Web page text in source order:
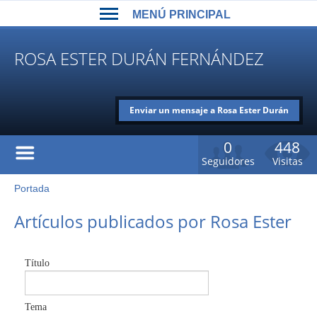
ROSA ESTER DURÁN FERNÁNDEZ
Enviar un mensaje a Rosa Ester Durán
448
Visitas
0
Seguidores
Usted
está
aquí
Portada
to
Artículos publicados por Rosa Ester
Título
Tema
MENÚ PRINCIPAL
MENÚ
PRINCIPAL